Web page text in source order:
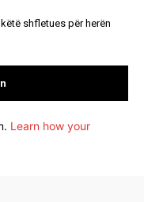
shfletues për herën
Learn how your